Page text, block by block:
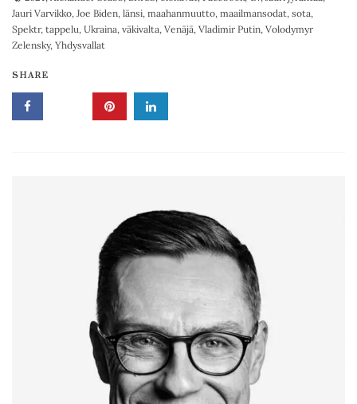
Jauri Varvikko, Joe Biden, länsi, maahanmuutto, maailmansodat, sota,
Spektr, tappelu, Ukraina, väkivalta, Venäjä, Vladimir Putin, Volodymyr
Zelensky, Yhdysvallat
SHARE